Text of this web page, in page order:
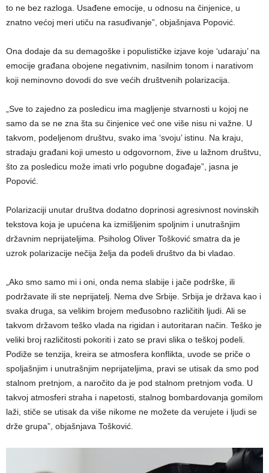
to ne bez razloga. Usađene emocije, u odnosu na činjenice, u
znatno većoj meri utiču na rasuđivanje”, objašnjava Popović.
Ona dodaje da su demagoške i populističke izjave koje ‘udaraju’ na
emocije građana obojene negativnim, nasilnim tonom i narativom
koji neminovno dovodi do sve većih društvenih polarizacija.
„Sve to zajedno za posledicu ima magljenje stvarnosti u kojoj ne
samo da se ne zna šta su činjenice već one više nisu ni važne. U
takvom, podeljenom društvu, svako ima ‘svoju’ istinu. Na kraju,
stradaju građani koji umesto u odgovornom, žive u lažnom društvu,
što za posledicu može imati vrlo pogubne događaje”, jasna je
Popović.
Polarizaciji unutar društva dodatno doprinosi agresivnost novinskih
tekstova koja je upućena ka izmišljenim spoljnim i unutrašnjim
državnim neprijateljima. Psiholog Oliver Tošković smatra da je
uzrok polarizacije nečija želja da podeli društvo da bi vladao.
„Ako smo samo mi i oni, onda nema slabije i jače podrške, ili
podržavate ili ste neprijatelj. Nema dve Srbije. Srbija je država kao i
svaka druga, sa velikim brojem međusobno različitih ljudi. Ali se
takvom državom teško vlada na rigidan i autoritaran način. Teško je
veliki broj različitosti pokoriti i zato se pravi slika o teškoj podeli.
Podiže se tenzija, kreira se atmosfera konflikta, uvode se priče o
spoljašnjim i unutrašnjim neprijateljima, pravi se utisak da smo pod
stalnom pretnjom, a naročito da je pod stalnom pretnjom vođa. U
takvoj atmosferi straha i napetosti, stalnog bombardovanja gomilom
laži, stiče se utisak da više nikome ne možete da verujete i ljudi se
drže grupa”, objašnjava Tošković.